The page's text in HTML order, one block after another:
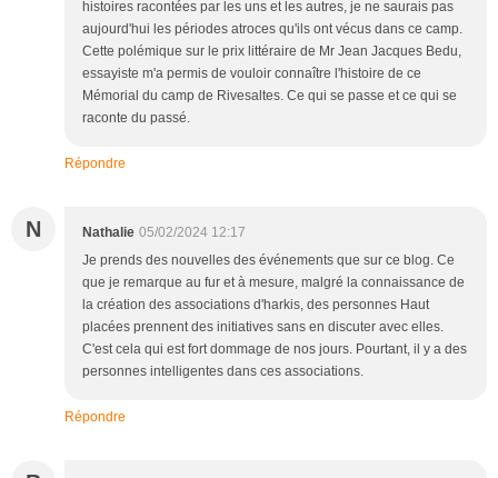
histoires racontées par les uns et les autres, je ne saurais pas
aujourd'hui les périodes atroces qu'ils ont vécus dans ce camp.
Cette polémique sur le prix littéraire de Mr Jean Jacques Bedu,
essayiste m'a permis de vouloir connaître l'histoire de ce
Mémorial du camp de Rivesaltes. Ce qui se passe et ce qui se
raconte du passé.
Répondre
N Nathalie 05/02/2024 12:17
Je prends des nouvelles des événements que sur ce blog. Ce
que je remarque au fur et à mesure, malgré la connaissance de
la création des associations d'harkis, des personnes Haut
placées prennent des initiatives sans en discuter avec elles.
C'est cela qui est fort dommage de nos jours. Pourtant, il y a des
personnes intelligentes dans ces associations.
Répondre